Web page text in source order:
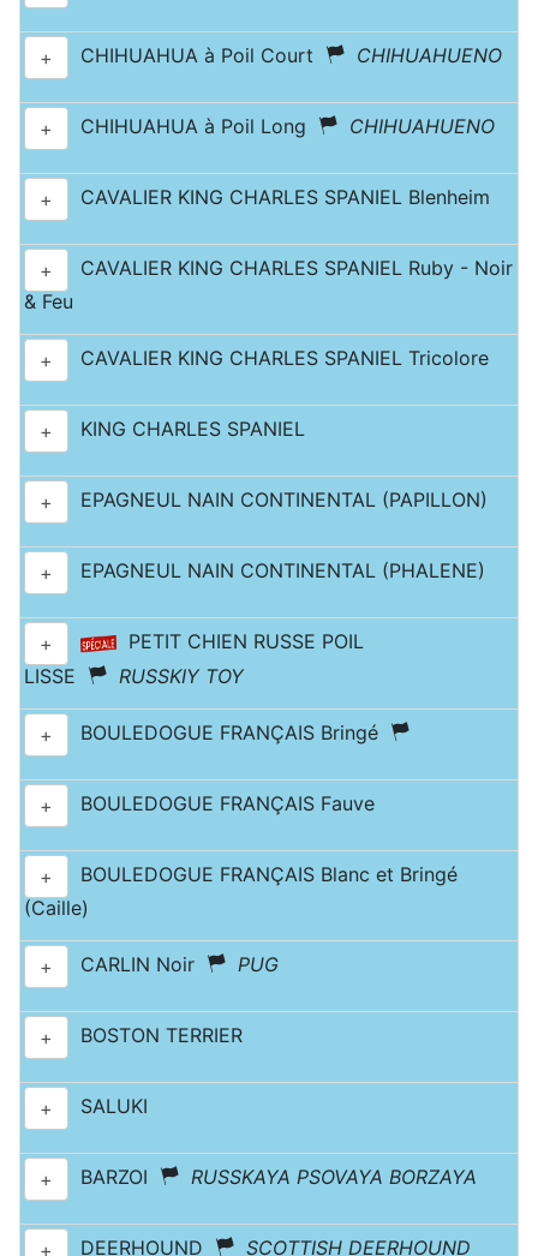
+ CHIHUAHUA à Poil Court CHIHUAHUENO
+ CHIHUAHUA à Poil Long CHIHUAHUENO
+ CAVALIER KING CHARLES SPANIEL Blenheim
+
CAVALIER KING CHARLES SPANIEL Ruby - Noir
& Feu
+ CAVALIER KING CHARLES SPANIEL Tricolore
+ KING CHARLES SPANIEL
+ EPAGNEUL NAIN CONTINENTAL (PAPILLON)
+ EPAGNEUL NAIN CONTINENTAL (PHALENE)
+
PETIT CHIEN RUSSE POIL
LISSE
RUSSKIY TOY
+ BOULEDOGUE FRANÇAIS Bringé
+ BOULEDOGUE FRANÇAIS Fauve
+
BOULEDOGUE FRANÇAIS Blanc et Bringé
(Caille)
+ CARLIN Noir PUG
+ BOSTON TERRIER
+ SALUKI
+ BARZOI RUSSKAYA PSOVAYA BORZAYA
+ DEERHOUND SCOTTISH DEERHOUND